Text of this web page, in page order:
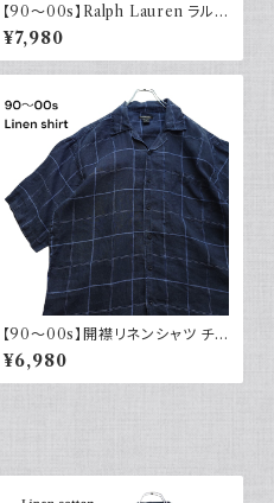
【90～00s】Ralph Lauren ラルフ
ローレン リネンシャツ 半袖 白 ホ
ワイト ポニー刺繍 CLASSICFIT
古着 ボタンダウン
¥7,980
【90～00s】開襟リネンシャツ チェ
ック オープンカラー 古着 ボックス
シルエット ネイビー フェード
¥6,980